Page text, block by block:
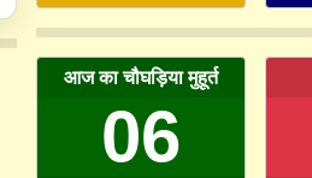
आज का चौघड़िया मुहूर्त
06